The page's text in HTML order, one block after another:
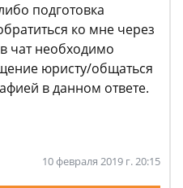
подготовка
ко мне через
чат необходимо
юристу/общаться
в данном ответе.
10 февраля 2019 г. 20:15